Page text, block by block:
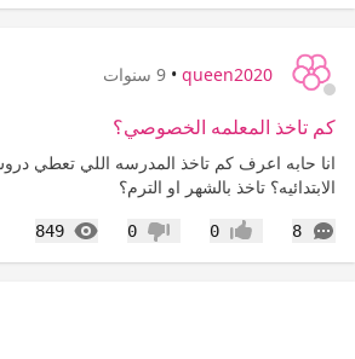
queen2020
• 9 سنوات
كم تاخذ المعلمه الخصوصي؟
انا حابه اعرف كم تاخذ المدرسه اللي تعطي
الابتدائيه؟ تاخذ بالشهر او الترم؟
8
التعليقات إعجاب0 عدم إعجاب
0
849
المشاهدات